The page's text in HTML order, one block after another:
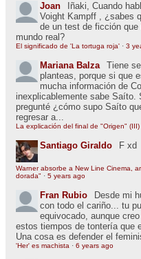
Joan
Iñaki, Cuando
Voight Kampff , ¿sabes
de un test de ficción que
mundo real?
El significado de 'La tortuga roja' · 3
Mariana Balza
Tiene
planteas, porque si que
mucha información de
inexplicablemente sabe Saíto.
pregunté ¿cómo supo Saíto
regresar a...
La explicación del final de "Origen" (III)
Santiago Giraldo F xd
Warner absorbe a New Line Cinema,
dorada" · 5 years ago
Fran Rubio
Desde mi
con todo el cariño... tu
equivocado, aunque
estos tiempos de tontería que
Una cosa es defender el
'Her' es machista · 6 years ago